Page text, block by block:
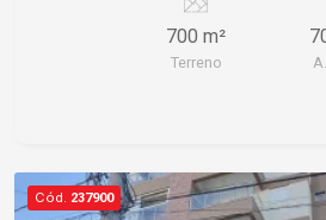
uma área total de 700,00m²,
amplas possibilidades para
empreendimentos. Detalhes do Imóvel: - Tipo:
Terreno plano e bem
a vias principais e ao comércio
700 m²
Terreno
Cód. 237900